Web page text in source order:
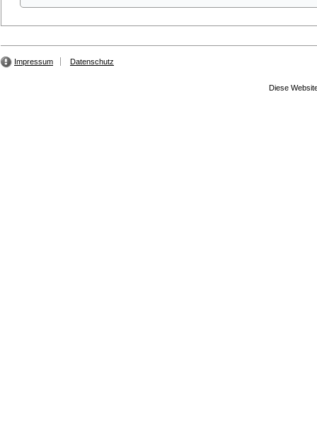
Impressum Datenschutz
Diese